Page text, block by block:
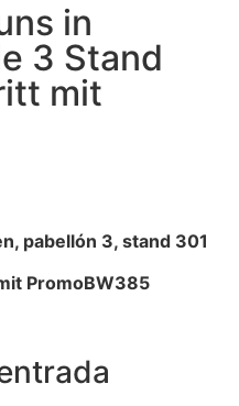
in
3 Stand
mit
pabellón 3, stand 301
PromoBW385